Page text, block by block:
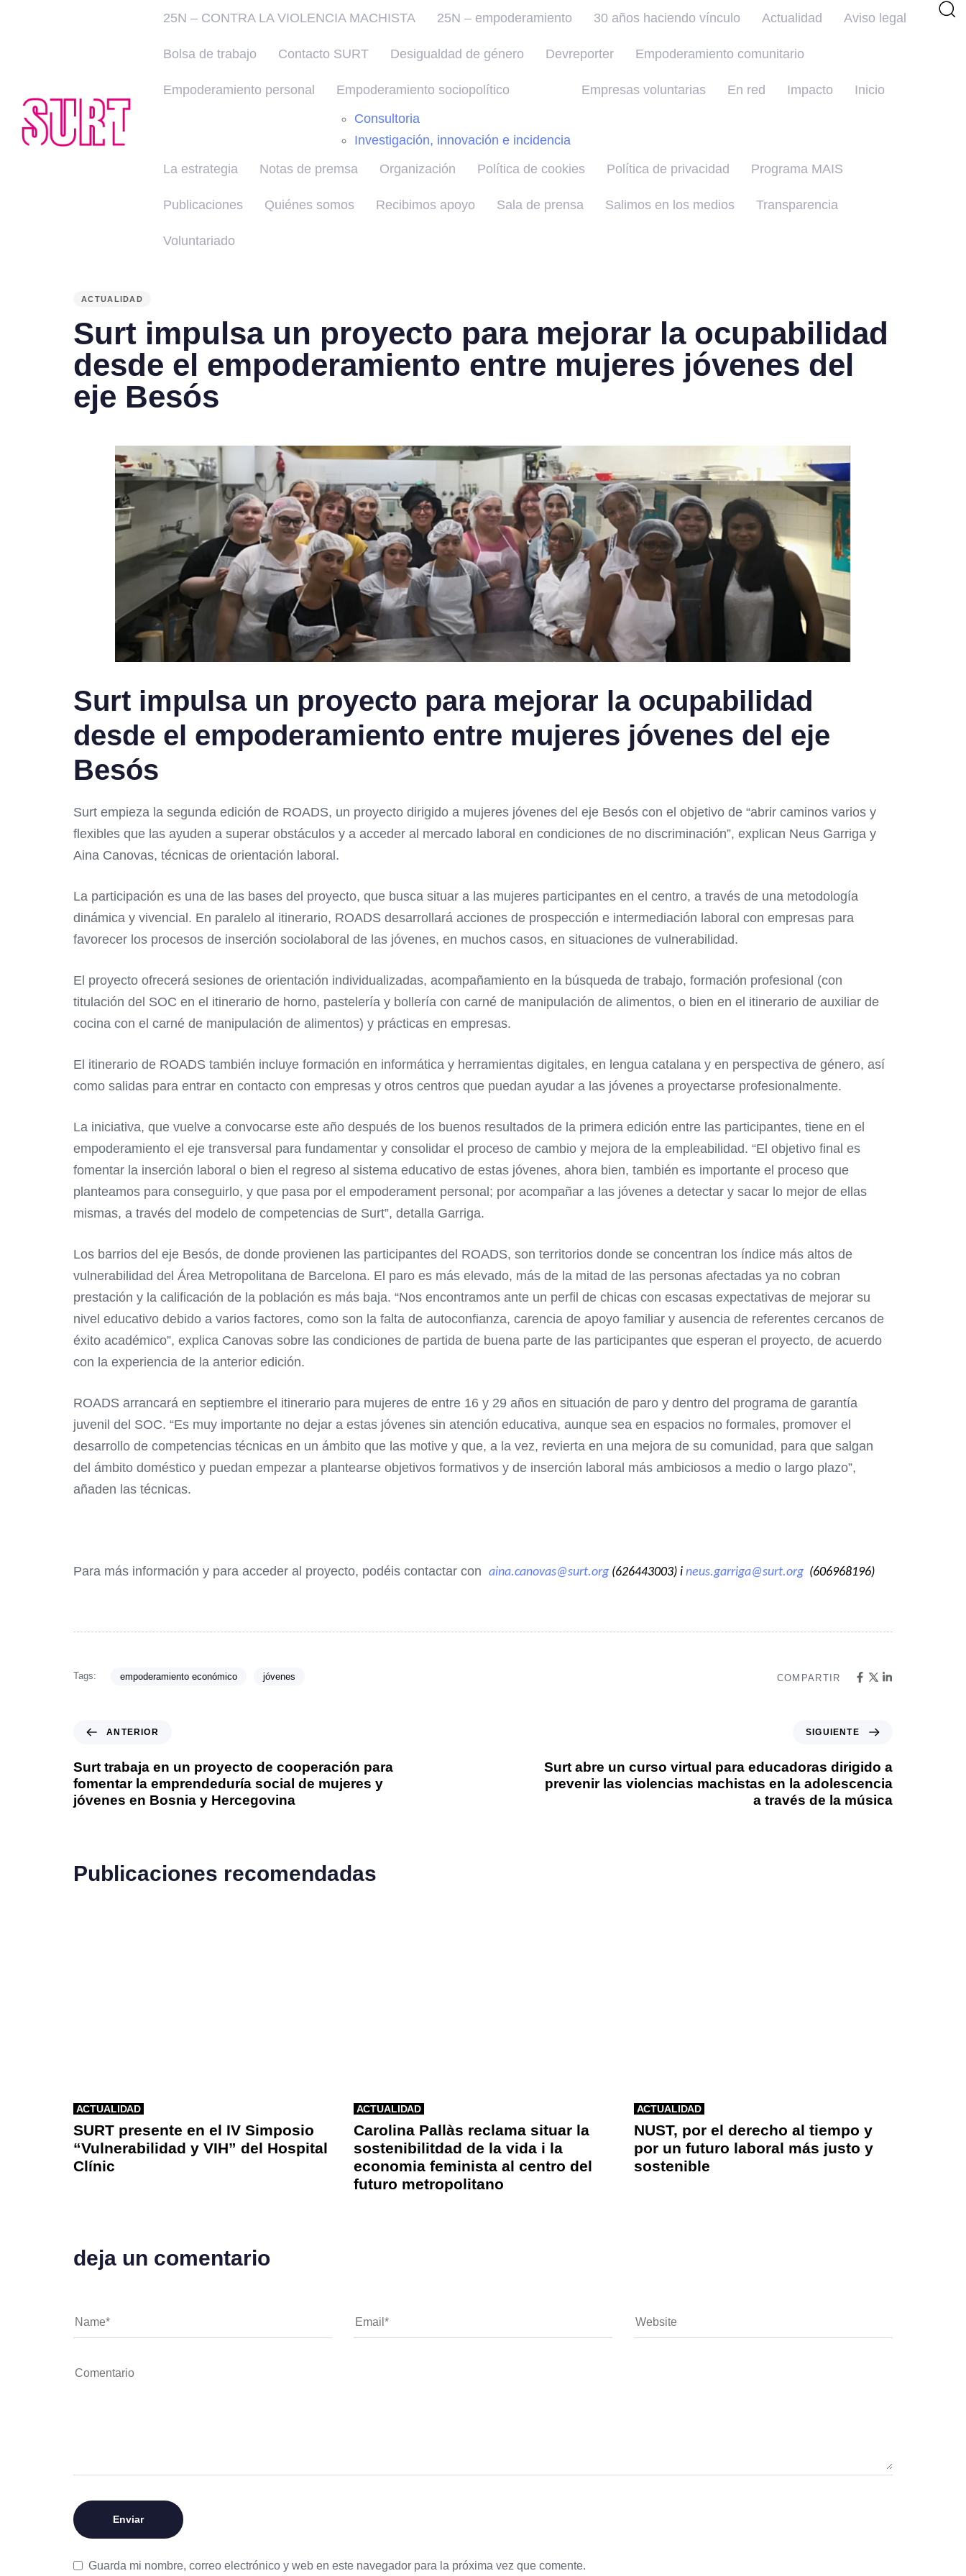
25N – CONTRA LA VIOLENCIA MACHISTA 25N – empoderamiento 30 años haciendo vínculo Actualidad Aviso legal
Bolsa de trabajo Contacto SURT Desigualdad de género Devreporter Empoderamiento comunitario
Empoderamiento personal
Empoderamiento sociopolítico
Consultoria
Investigación, innovación e incidencia
Empresas voluntarias En red Impacto Inicio
La estrategia Notas de premsa Organización Política de cookies Política de privacidad Programa MAIS
Publicaciones Quiénes somos Recibimos apoyo Sala de prensa Salimos en los medios Transparencia
Voluntariado
ACTUALIDAD
Surt impulsa un proyecto para mejorar la ocupabilidad
desde el empoderamiento entre mujeres jóvenes del
eje Besós
Surt impulsa un proyecto para mejorar la ocupabilidad
desde el empoderamiento entre mujeres jóvenes del eje
Besós
Surt empieza la segunda edición de ROADS, un proyecto dirigido a mujeres jóvenes del eje Besós con el objetivo de “abrir caminos varios y
flexibles que las ayuden a superar obstáculos y a acceder al mercado laboral en condiciones de no discriminación”, explican Neus Garriga y
Aina Canovas, técnicas de orientación laboral.
La participación es una de las bases del proyecto, que busca situar a las mujeres participantes en el centro, a través de una metodología
dinámica y vivencial. En paralelo al itinerario, ROADS desarrollará acciones de prospección e intermediación laboral con empresas para
favorecer los procesos de inserción sociolaboral de las jóvenes, en muchos casos, en situaciones de vulnerabilidad.
El proyecto ofrecerá sesiones de orientación individualizadas, acompañamiento en la búsqueda de trabajo, formación profesional (con
titulación del SOC en el itinerario de horno, pastelería y bollería con carné de manipulación de alimentos, o bien en el itinerario de auxiliar de
cocina con el carné de manipulación de alimentos) y prácticas en empresas.
El itinerario de ROADS también incluye formación en informática y herramientas digitales, en lengua catalana y en perspectiva de género, así
como salidas para entrar en contacto con empresas y otros centros que puedan ayudar a las jóvenes a proyectarse profesionalmente.
La iniciativa, que vuelve a convocarse este año después de los buenos resultados de la primera edición entre las participantes, tiene en el
empoderamiento el eje transversal para fundamentar y consolidar el proceso de cambio y mejora de la empleabilidad. “El objetivo final es
fomentar la inserción laboral o bien el regreso al sistema educativo de estas jóvenes, ahora bien, también es importante el proceso que
planteamos para conseguirlo, y que pasa por el empoderament personal; por acompañar a las jóvenes a detectar y sacar lo mejor de ellas
mismas, a través del modelo de competencias de Surt”, detalla Garriga.
Los barrios del eje Besós, de donde provienen las participantes del ROADS, son territorios donde se concentran los índice más altos de
vulnerabilidad del Área Metropolitana de Barcelona. El paro es más elevado, más de la mitad de las personas afectadas ya no cobran
prestación y la calificación de la población es más baja. “Nos encontramos ante un perfil de chicas con escasas expectativas de mejorar su
nivel educativo debido a varios factores, como son la falta de autoconfianza, carencia de apoyo familiar y ausencia de referentes cercanos de
éxito académico”, explica Canovas sobre las condiciones de partida de buena parte de las participantes que esperan el proyecto, de acuerdo
con la experiencia de la anterior edición.
ROADS arrancará en septiembre el itinerario para mujeres de entre 16 y 29 años en situación de paro y dentro del programa de garantía
juvenil del SOC. “Es muy importante no dejar a estas jóvenes sin atención educativa, aunque sea en espacios no formales, promover el
desarrollo de competencias técnicas en un ámbito que las motive y que, a la vez, revierta en una mejora de su comunidad, para que salgan
del ámbito doméstico y puedan empezar a plantearse objetivos formativos y de inserción laboral más ambiciosos a medio o largo plazo”,
añaden las técnicas.
Para más información y para acceder al proyecto, podéis contactar con aina.canovas@surt.org (626443003) i neus.garriga@surt.org (606968196)
Tags: empoderamiento económico jóvenes COMPARTIR
ANTERIOR
Surt trabaja en un proyecto de cooperación para
fomentar la emprendeduría social de mujeres y
jóvenes en Bosnia y Hercegovina
SIGUIENTE
Surt abre un curso virtual para educadoras dirigido a
prevenir las violencias machistas en la adolescencia
a través de la música
Publicaciones recomendadas
ACTUALIDAD
SURT presente en el IV Simposio
“Vulnerabilidad y VIH” del Hospital
Clínic
ACTUALIDAD
Carolina Pallàs reclama situar la
sostenibilitdad de la vida i la
economia feminista al centro del
futuro metropolitano
ACTUALIDAD
NUST, por el derecho al tiempo y
por un futuro laboral más justo y
sostenible
deja un comentario
Guarda mi nombre, correo electrónico y web en este navegador para la próxima vez que comente.